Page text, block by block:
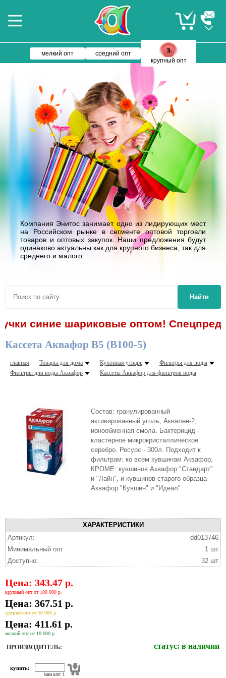
мелкий опт
средний опт
крупный опт
Компания Энитос занимает одно из лидирующих мест
на Российском рынке в сегменте оптовой торговли
товаров и оптовых закупок. Наши предложения будут
одинаково актуальны как для крупного бизнеса, так для
среднего и малого.
Найти
синие шариковые оптом!
Кассета Аквафор В5 (В100-5)
главная Товары для дома Кухонная утварь
Фильтры для воды
Фильтры для воды Аквафор
Кассеты Аквафор для фильтров воды
Состав: гранулированный
активированный уголь, Аквален-2,
ионообменная смола. Бактерицид -
кластерное микрокристаллическое
серебро. Ресурс - 300л. Подходит к
фильтрам: ко всем кувшинам Аквафор,
КРОМЕ: кувшинов Аквафор "Стандарт"
и "Лайн", и кувшинов старого образца -
Аквафор "Кувшин" и "Идеал".
ХАРАКТЕРИСТИКИ
Артикул:
dd013746
Минимальный опт:
1 шт
Доступно:
32 шт
Цена: 343.47 р.
крупный опт от 100 000 р.
Цена: 367.51 р.
средний опт от 50 000 р.
Цена: 411.61 р.
мелкий опт от 10 000 р.
ПРОИЗВОДИТЕЛЬ: статус: в наличии
купить:
мин опт: 1